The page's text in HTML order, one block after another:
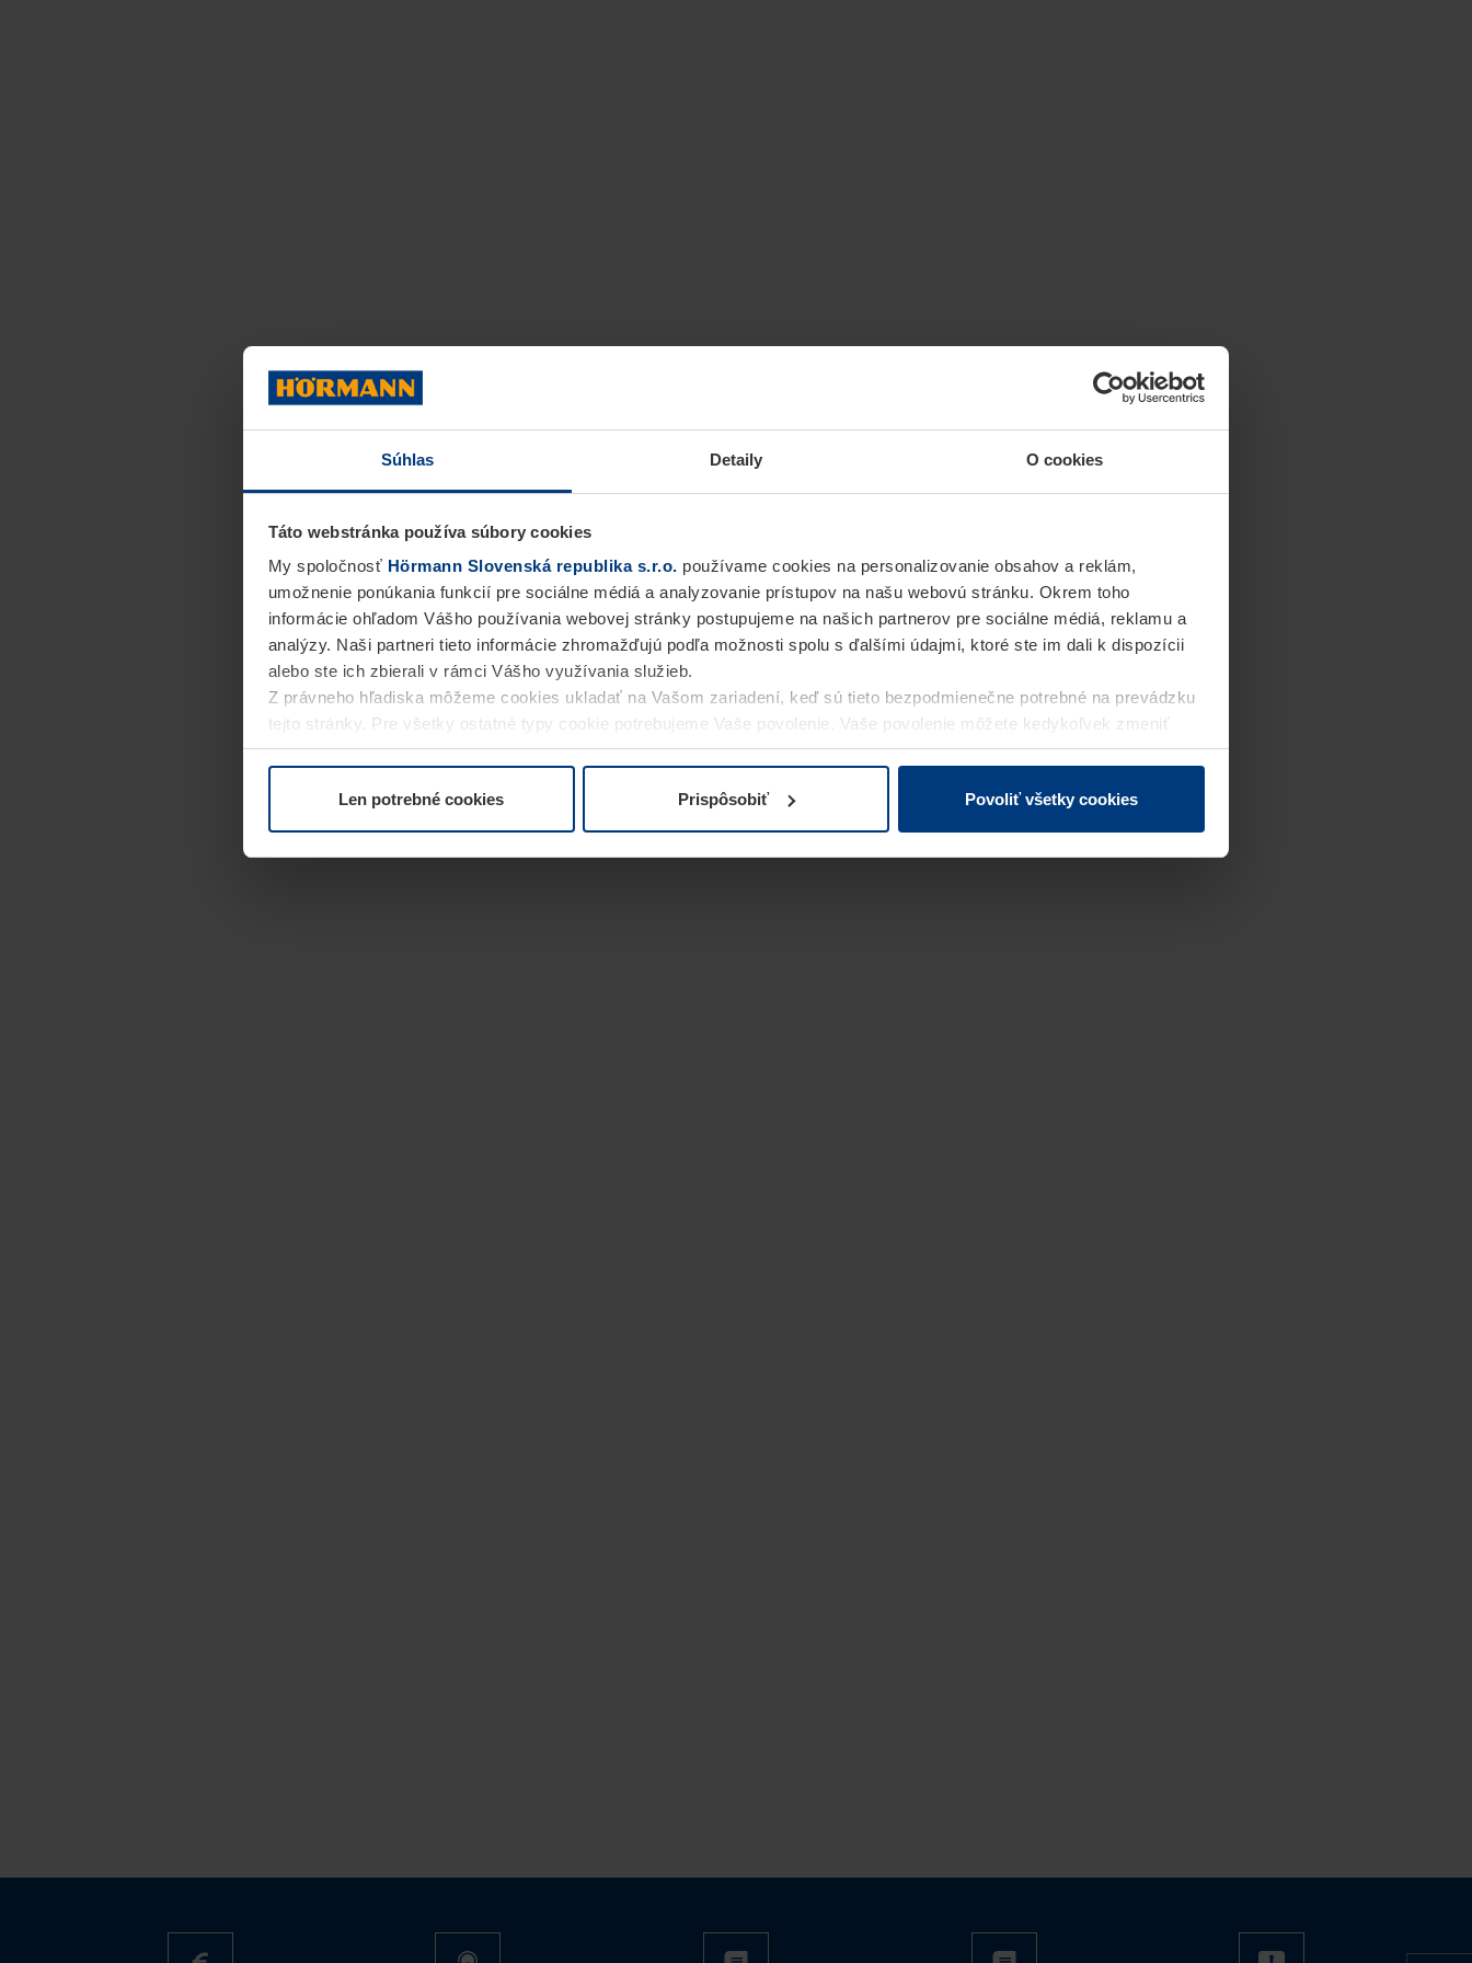
Súhlas Detaily O cookies
Táto webstránka používa súbory cookies
My spoločnosť Hörmann Slovenská republika s.r.o. používame cookies na personalizovanie obsahov a reklám,
umožnenie ponúkania funkcií pre sociálne médiá a analyzovanie prístupov na našu webovú stránku. Okrem toho
informácie ohľadom Vášho používania webovej stránky postupujeme na našich partnerov pre sociálne médiá, reklamu a
analýzy. Naši partneri tieto informácie zhromažďujú podľa možnosti spolu s ďalšími údajmi, ktoré ste im dali k dispozícii
alebo ste ich zbierali v rámci Vášho využívania služieb.
Z právneho hľadiska môžeme cookies ukladať na Vašom zariadení, keď sú tieto bezpodmienečne potrebné na prevádzku
tejto stránky. Pre všetky ostatné typy cookie potrebujeme Vaše povolenie. Vaše povolenie môžete kedykoľvek zmeniť
alebo odvolať vo vysvetlení cookie na stránkeVyhlásenie o ochrane osobných údajovnašej webovej stránky.
Len potrebné cookies Prispôsobiť Povoliť všetky cookies